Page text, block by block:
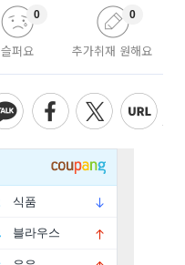
슬퍼요
0
추가취재 원해요
0